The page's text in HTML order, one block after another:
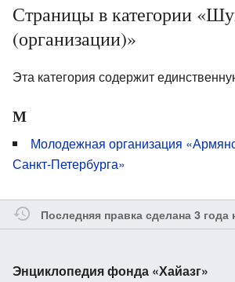
Страницы в категории
(организации)»
Эта категория содержит
М
Молодежная организация
Санкт-Петербурга»
Последняя правка сделана 3 года
Энциклопедия фонда «Хайазг»